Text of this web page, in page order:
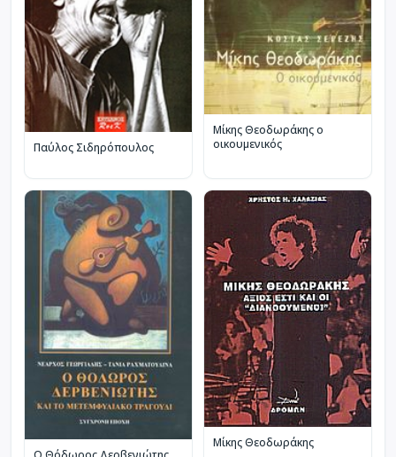
Παύλος Σιδηρόπουλος
Μίκης Θεοδωράκης ο
οικουμενικός
Μίκης Θεοδωράκης